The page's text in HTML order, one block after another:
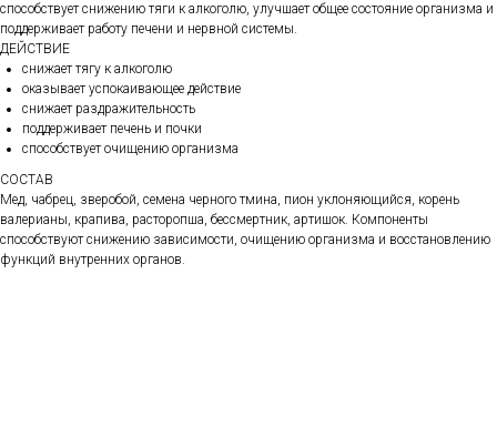
способствует снижению тяги к алкоголю, улучшает общее состояние организма и
поддерживает работу печени и нервной системы.
ДЕЙСТВИЕ
снижает тягу к алкоголю
оказывает успокаивающее действие
снижает раздражительность
поддерживает печень и почки
способствует очищению организма
СОСТАВ
Мед, чабрец, зверобой, семена черного тмина, пион уклоняющийся, корень
валерианы, крапива, расторопша, бессмертник, артишок. Компоненты
способствуют снижению зависимости, очищению организма и восстановлению
функций внутренних органов.